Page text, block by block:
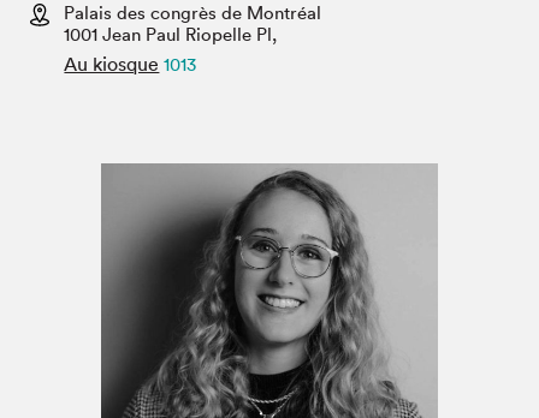
Espace médias
Espace exposant⋅e⋅s
Projets partenaires 2022
Archives
Palais des congrès de Montréal
1001 Jean Paul Riopelle Pl,
Au kiosque 1013